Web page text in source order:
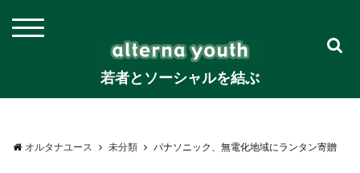
若者とソーシャルを結ぶ
オルタナユース 未分類 パナソニック、無電化地域にランタン寄贈